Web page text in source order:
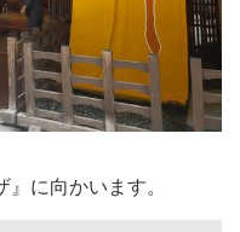
に向かいます。